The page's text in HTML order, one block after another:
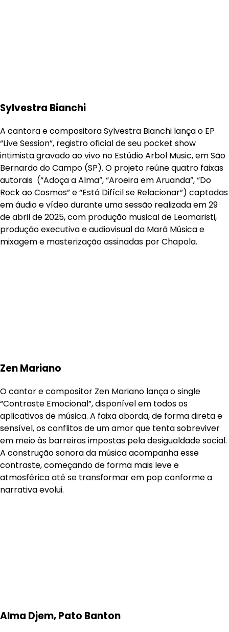
Sylvestra Bianchi
A cantora e compositora Sylvestra Bianchi lança o EP
“Live Session”, registro oficial de seu pocket show
intimista gravado ao vivo no Estúdio Arbol Music, em São
Bernardo do Campo (SP). O projeto reúne quatro faixas
autorais (“Adoça a Alma”, “Aroeira em Aruanda”, “Do
Rock ao Cosmos” e “Está Difícil se Relacionar”) captadas
em áudio e vídeo durante uma sessão realizada em 29
de abril de 2025, com produção musical de Leomaristi,
produção executiva e audiovisual da Marã Música e
mixagem e masterização assinadas por Chapola.
Zen Mariano
O cantor e compositor Zen Mariano lança o single
“Contraste Emocional”, disponível em todos os
aplicativos de música. A faixa aborda, de forma direta e
sensível, os conflitos de um amor que tenta sobreviver
em meio às barreiras impostas pela desigualdade social.
A construção sonora da música acompanha esse
contraste, começando de forma mais leve e
atmosférica até se transformar em pop conforme a
narrativa evolui.
Alma Djem, Pato Banton